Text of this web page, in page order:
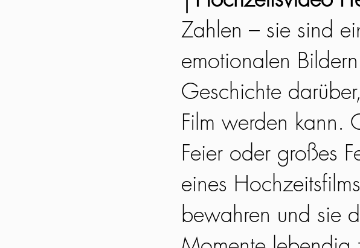
Zahlen – sie sind
emotionalen
Geschichte
Film werden kann.
Feier oder großes
eines
bewahren und sie